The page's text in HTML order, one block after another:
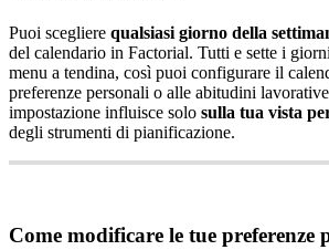
Puoi scegliere qualsiasi giorno della
del calendario in Factorial. Tutti e sette i giorni
menu a tendina, così puoi configurare il
preferenze personali o alle abitudini lavorative
impostazione influisce solo sulla tua vista
degli strumenti di pianificazione.
Come modificare le tue preferenze